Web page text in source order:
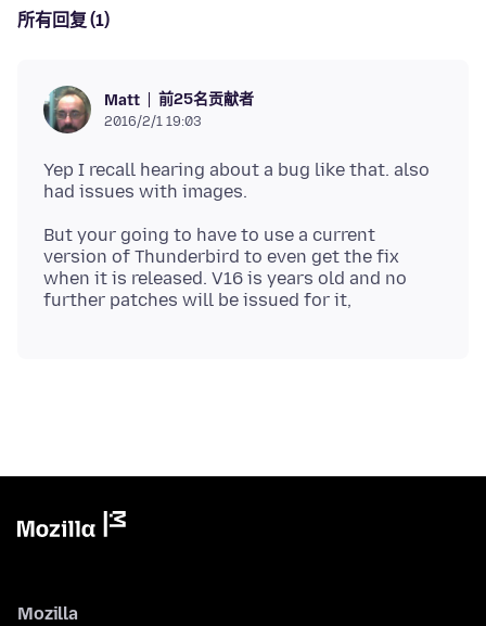
所有回复 (1)
Matt 前25名贡献者
2016/2/1 19:03
Yep I recall hearing about a bug like that. also
But your going to have to use a current
version of Thunderbird to even get the fix
when it is released. V16 is years old and no
Mozilla